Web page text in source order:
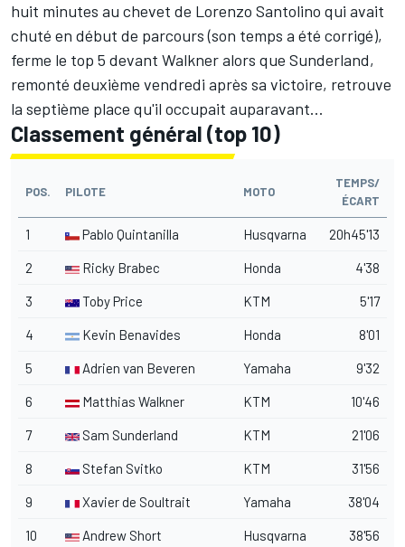
huit minutes au chevet de Lorenzo Santolino qui avait
chuté en début de parcours (son temps a été corrigé),
ferme le top 5 devant Walkner alors que Sunderland,
remonté deuxième vendredi après sa victoire, retrouve
la septième place qu'il occupait auparavant...
Classement général (top 10)
POS. PILOTE MOTO
TEMPS/
ÉCART
1 Pablo Quintanilla Husqvarna 20h45'13
2 Ricky Brabec Honda 4'38
3 Toby Price KTM 5'17
4 Kevin Benavides Honda 8'01
5 Adrien van Beveren Yamaha 9'32
6 Matthias Walkner KTM 10'46
7 Sam Sunderland KTM 21'06
8 Stefan Svitko KTM 31'56
9 Xavier de Soultrait Yamaha 38'04
10 Andrew Short Husqvarna 38'56